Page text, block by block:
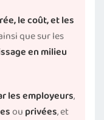
le coût, et les
que sur les
en milieu
les employeurs,
ou privées, et